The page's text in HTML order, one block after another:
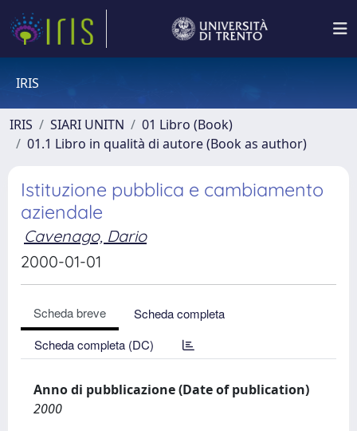
IRIS
IRIS SIARI UNITN
01 Libro (Book)
01.1 Libro in qualità di autore (Book as author)
Istituzione pubblica e cambiamento
aziendale
Cavenago, Dario
2000-01-01
Scheda breve
Scheda completa
Scheda completa (DC)
Anno di pubblicazione (Date of publication)
2000